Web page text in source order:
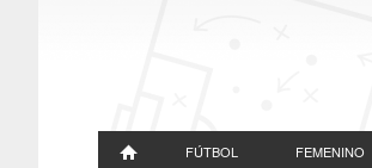
FÚTBOL FEMENINO